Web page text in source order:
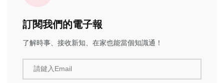
訂閱我們的電子報
了解時事、接收新知、在家也能當個知識通！
請鍵入Email